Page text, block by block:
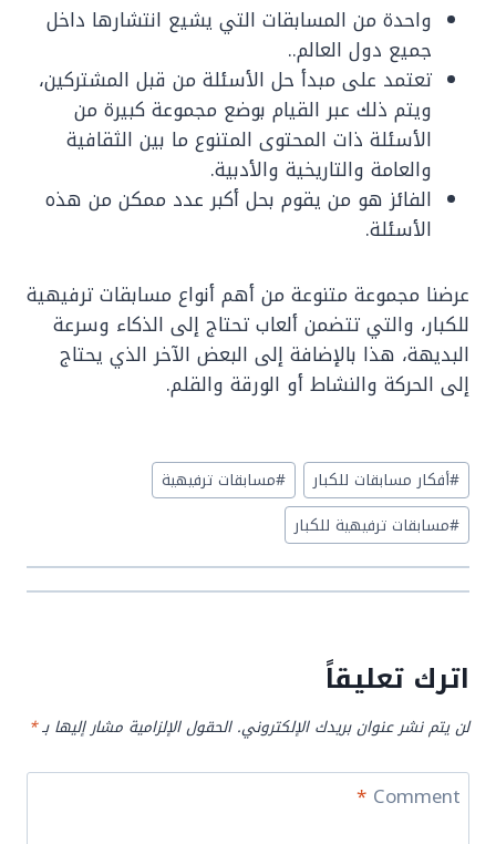
واحدة من المسابقات التي يشيع انتشارها داخل
جميع دول العالم..
تعتمد على مبدأ حل الأسئلة من قبل المشتركين،
ويتم ذلك عبر القيام بوضع مجموعة كبيرة من
الأسئلة ذات المحتوى المتنوع ما بين الثقافية
والعامة والتاريخية والأدبية.
الفائز هو من يقوم بحل أكبر عدد ممكن من هذه
الأسئلة.
عرضنا مجموعة متنوعة من أهم أنواع مسابقات ترفيهية
للكبار، والتي تتضمن ألعاب تحتاج إلى الذكاء وسرعة
البديهة، هذا بالإضافة إلى البعض الآخر الذي يحتاج
إلى الحركة والنشاط أو الورقة والقلم.
Post
Tags:
#أفكار مسابقات للكبار #مسابقات ترفيهية
#مسابقات ترفيهية للكبار
اترك تعليقاً
لن يتم نشر عنوان بريدك الإلكتروني. الحقول الإلزامية مشار إليها بـ*
Comment
*